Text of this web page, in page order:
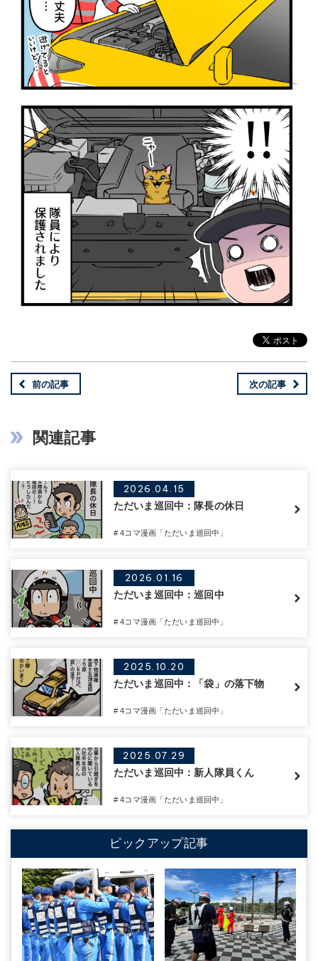
前の記事 次の記事
関連記事
2026.04.15
ただいま巡回中：隊長の休日
# 4コマ漫画「ただいま巡回中」
2026.01.16
ただいま巡回中：巡回中
# 4コマ漫画「ただいま巡回中」
2025.10.20
ただいま巡回中：「袋」の落下物
# 4コマ漫画「ただいま巡回中」
2025.07.29
ただいま巡回中：新人隊員くん
# 4コマ漫画「ただいま巡回中」
ピックアップ記事